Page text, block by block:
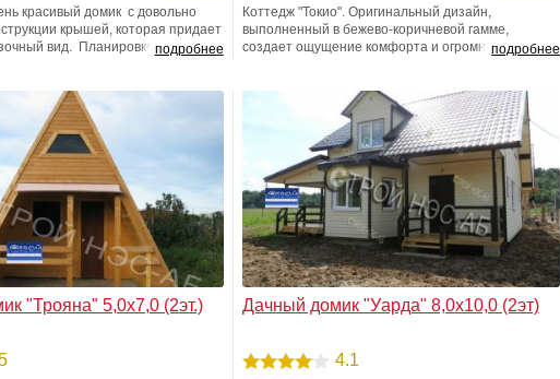
подробнее
красивый домик с довольно
крышей, которая придает
вид. Планировкой дома
небольшая комната на втором.
потолка на втором этаже –
подробнее
Коттедж "Токио". Оригинальный дизайн,
выполненный в бежево-коричневой гамме,
создает ощущение комфорта и огромного
"Трояна" 5,0х7,0 (2эт.) Дачный домик "Уарда" 8,0х10,0 (2эт)
4.1